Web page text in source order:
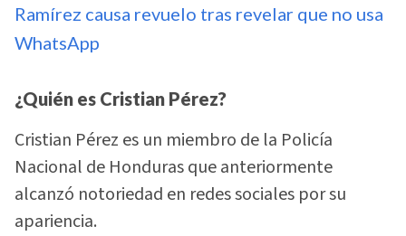
Ramírez causa revuelo tras revelar que no usa
WhatsApp
¿Quién es Cristian Pérez?
Cristian Pérez es un miembro de la Policía
Nacional de Honduras que anteriormente
alcanzó notoriedad en redes sociales por su
apariencia.